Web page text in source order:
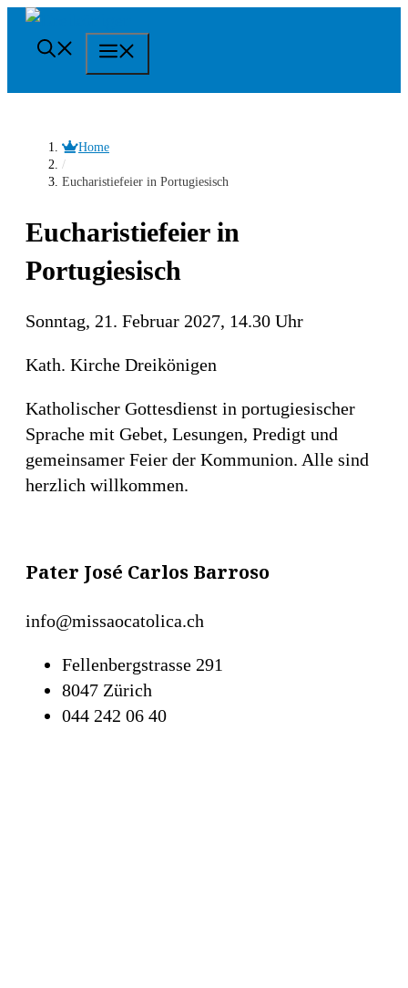
Springe
zum
Home
/
Eucharistiefeier in Portugiesisch
Eucharistiefeier in
Portugiesisch
Sonntag, 21. Februar 2027, 14.30 Uhr
Kath. Kirche Dreikönigen
Katholischer Gottesdienst in portugiesischer
Sprache mit Gebet, Lesungen, Predigt und
gemeinsamer Feier der Kommunion. Alle sind
herzlich willkommen.
Pater José Carlos Barroso
info@missaocatolica.ch
Fellenbergstrasse 291
8047 Zürich
044 242 06 40